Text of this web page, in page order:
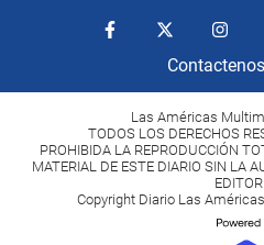
Contactenos
Las Américas
TODOS LOS DERECHOS
PROHIBIDA LA REPRODUCCIÓN
MATERIAL DE ESTE DIARIO SIN LA
Copyright Diario Las